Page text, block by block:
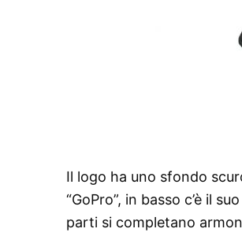
Il logo ha uno sfondo
“GoPro”, in basso c’è il
parti si completano